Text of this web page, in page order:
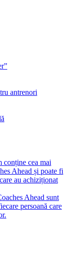
antrenori
conține cea mai
Ahead și poate fi
au achiziționat
Ahead sunt
persoană care